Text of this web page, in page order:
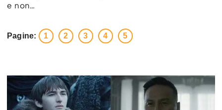
e non…
Pagine: 1 2 3 4 5